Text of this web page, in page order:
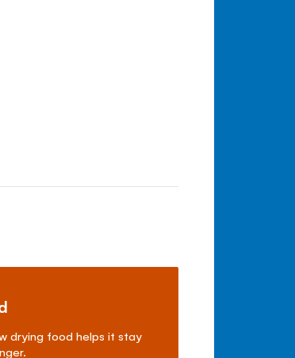
drying food helps it stay